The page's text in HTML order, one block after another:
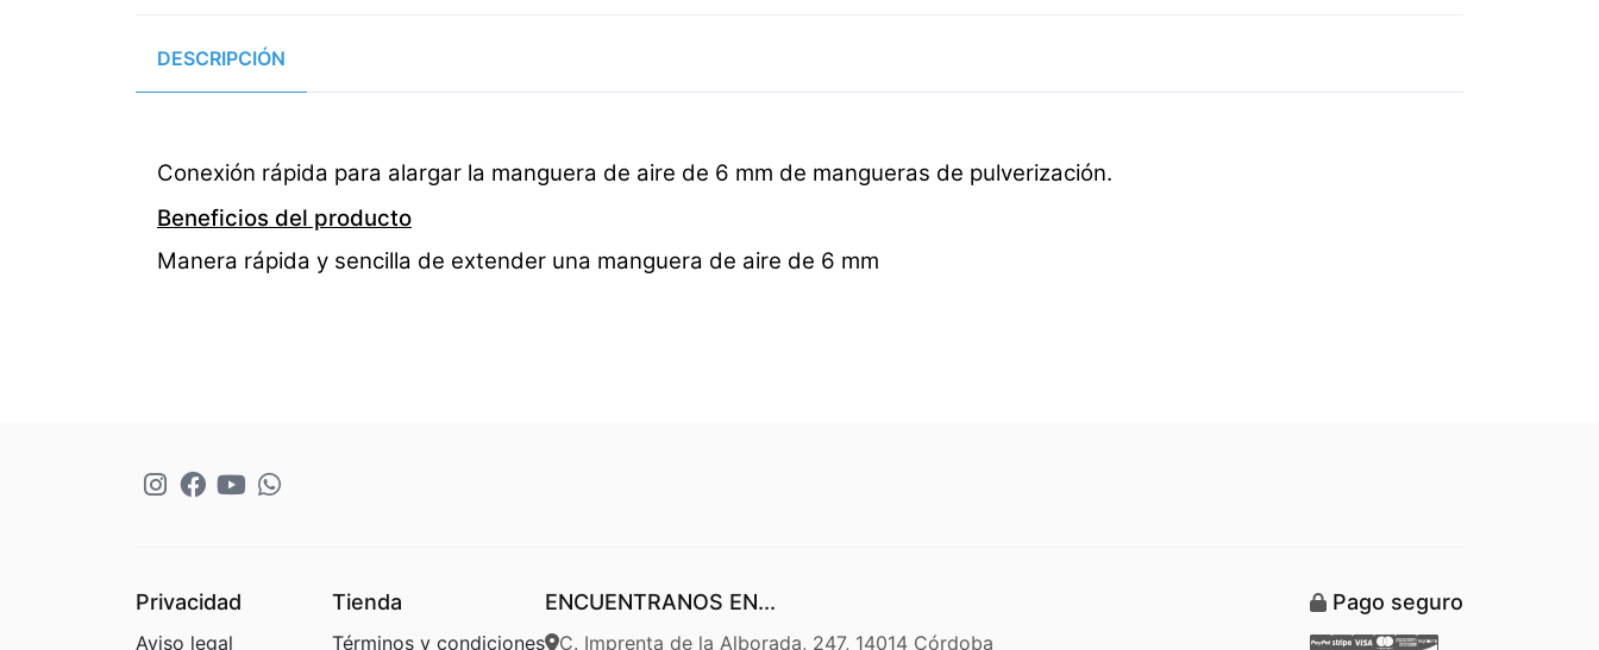
DESCRIPCIÓN
Conexión rápida para alargar la manguera de aire de 6 mm de mangueras de pulverización.
Beneficios del producto
Manera rápida y sencilla de extender una manguera de aire de 6 mm
Privacidad
Aviso legal
Tienda
Términos y condiciones
ENCUENTRANOS EN...
C. Imprenta de la Alborada, 247, 14014 Córdoba
Pago seguro
Paypal
Stripe
VisaMastercard
American Express
Discover